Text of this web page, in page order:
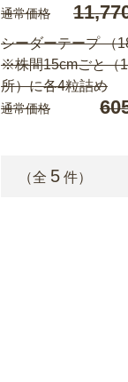
通常価格
シーダーテープ （
※株間15cmごと（
所）に各4粒詰め
通常価格
（全 5 件）